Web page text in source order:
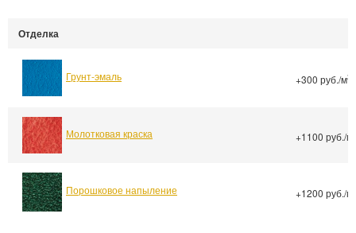
Отделка
Грунт-эмаль +300 руб./м2
Молотковая краска +1100 руб./м
Порошковое напыление +1200 руб./м